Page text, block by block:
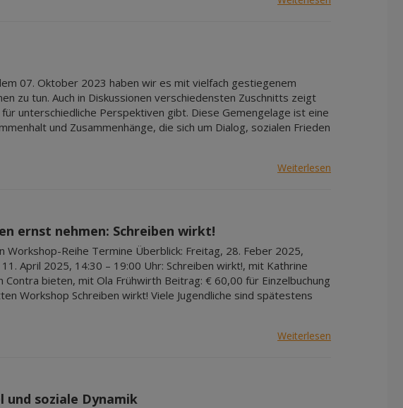
07. Oktober 2023 haben wir es mit vielfach gestiegenem
zu tun. Auch in Diskussionen verschiedensten Zuschnitts zeigt
unterschiedliche Perspektiven gibt. Diese Gemengelage ist eine
und Zusammenhänge, die sich um Dialog, sozialen Frieden
Weiterlesen
ernst nehmen: Schreiben wirkt!
Reihe Termine Überblick: Freitag, 28. Feber 2025,
April 2025, 14:30 – 19:00 Uhr: Schreiben wirkt!, mit Kathrine
bieten, mit Ola Frühwirth Beitrag: € 60,00 für Einzelbuchung
Workshop Schreiben wirkt! Viele Jugendliche sind spätestens
Weiterlesen
und soziale Dynamik